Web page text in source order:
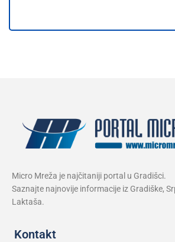
Micro Mreža je najčitaniji portal u Gradišci.
Saznajte najnovije informacije iz Gradiške,
Laktaša.
Kontakt